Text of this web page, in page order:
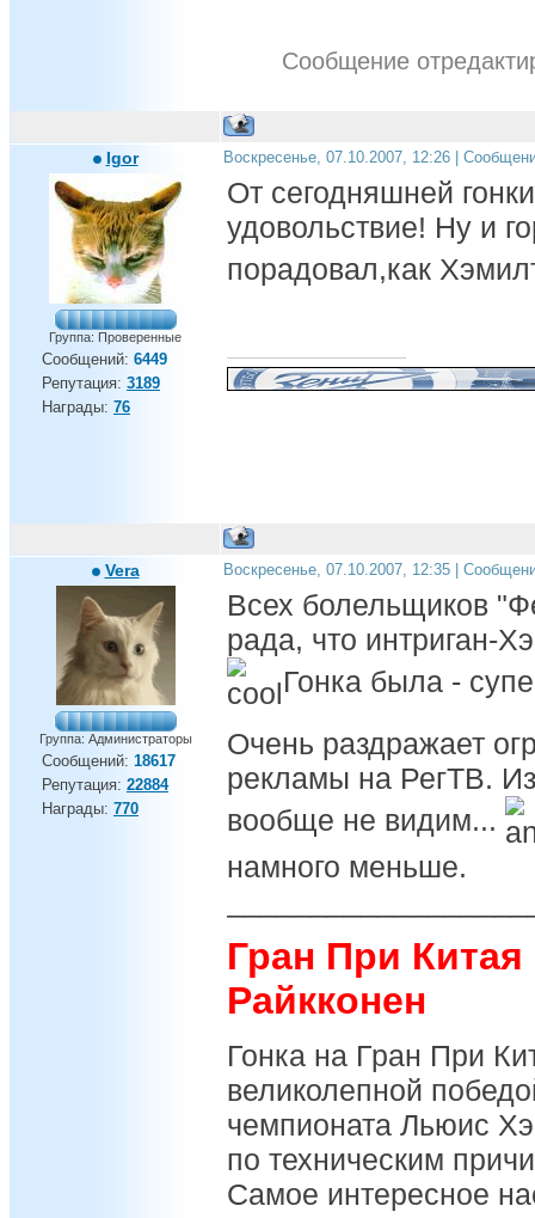
Сообщение
Igor
Группа: Проверенные
Сообщений: 6449
Репутация: 3189
Награды: 76
Воскресенье, 07.10.2007, 12:26 |
От сегодняшней
удовольствие! Ну и
порадовал,как
Vera
Группа: Администраторы
Сообщений: 18617
Репутация: 22884
Награды: 770
Воскресенье, 07.10.2007, 12:35 |
Всех болельщиков
рада, что интриган-
Гонка была -
Очень раздражает
рекламы на РегТВ.
вообще не видим...
намного меньше.
Гран При
Райкконен
Гонка на Гран При
великолепной
чемпионата Льюис
по техническим
Самое интересное